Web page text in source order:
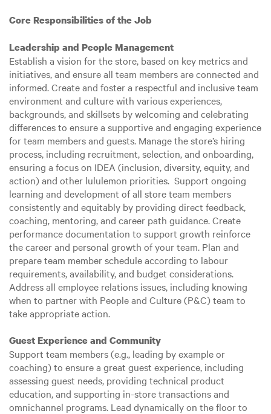
Core Responsibilities of the Job
Leadership and People Management
Establish a vision for the store, based on key metrics and
initiatives, and ensure all team members are connected and
informed. Create and foster a respectful and inclusive team
environment and culture with various experiences,
backgrounds, and skillsets by welcoming and celebrating
differences to ensure a supportive and engaging experience
for team members and guests. Manage the store’s hiring
process, including recruitment, selection, and onboarding,
ensuring a focus on IDEA (inclusion, diversity, equity, and
action) and other lululemon priorities. Support ongoing
learning and development of all store team members
consistently and equitably by providing direct feedback,
coaching, mentoring, and career path guidance. Create
performance documentation to support growth reinforce
the career and personal growth of your team. Plan and
prepare team member schedule according to labour
requirements, availability, and budget considerations.
Address all employee relations issues, including knowing
when to partner with People and Culture (P&C) team to
take appropriate action.
Guest Experience and Community
Support team members (e.g., leading by example or
coaching) to ensure a great guest experience, including
assessing guest needs, providing technical product
education, and supporting in-store transactions and
omnichannel programs. Lead dynamically on the floor to